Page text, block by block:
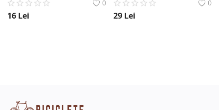
0
16 Lei
0
29 Lei